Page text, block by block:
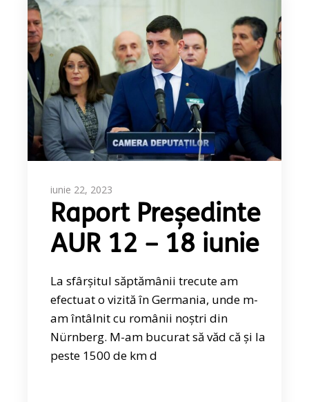
iunie 22, 2023
Raport Președinte
AUR 12 – 18 iunie
La sfârșitul săptămânii trecute am
efectuat o vizită în Germania, unde m-
am întâlnit cu românii noștri din
Nürnberg. M-am bucurat să văd că și la
peste 1500 de km d